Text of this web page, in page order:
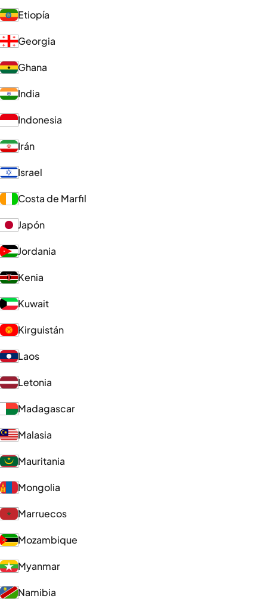
Etiopía
Georgia
Ghana
India
Indonesia
Irán
Israel
Costa de Marfil
Japón
Jordania
Kenia
Kuwait
Kirguistán
Laos
Letonia
Madagascar
Malasia
Mauritania
Mongolia
Marruecos
Mozambique
Myanmar
Namibia